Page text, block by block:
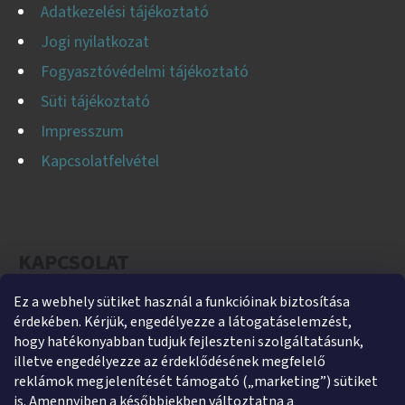
Ez a webhely sütiket használ a funkcióinak biztosítása
érdekében. Kérjük, engedélyezze a látogatáselemzést,
hogy hatékonyabban tudjuk fejleszteni szolgáltatásunk,
illetve engedélyezze az érdeklődésének megfelelő
reklámok megjelenítését támogató („marketing”) sütiket
Adatkezelési tájékoztató
Jogi nyilatkozat
Fogyasztóvédelmi tájékoztató
Süti tájékoztató
Impresszum
Kapcsolatfelvétel
helti@helti.hu
+3679450894
+36305454854
https://www.facebook.com/heltikft